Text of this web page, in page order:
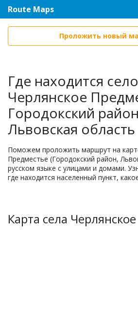
Route Maps
Проложить новый
Где находится село
Черлянское
Городокский
Львовская область
Поможем проложить маршрут на
Предместье (Городокский район,
русском языке с улицами и домами.
где находится населенный пункт,
Карта села